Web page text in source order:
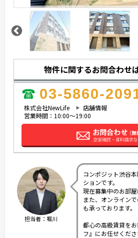
物件に関するお問合わせ
03-5860-
株式会社NewLife
店舗情報
営業時間：10:00～19:00
担当者：堀川
コンポジット渋谷
ションです。
現在募集中のお部屋
また、オンライン
も承っております。
都心の高級賃貸を
フ』にお任せくださ